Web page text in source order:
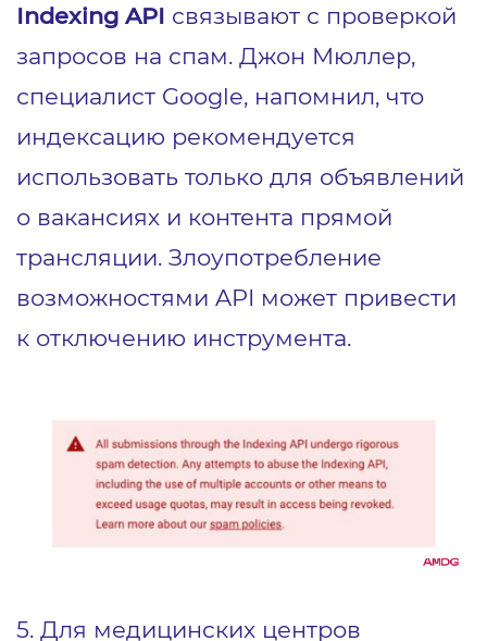
Indexing API связывают с проверкой
запросов на спам. Джон Мюллер,
специалист Google, напомнил, что
индексацию рекомендуется
использовать только для объявлений
о вакансиях и контента прямой
трансляции. Злоупотребление
возможностями API может привести
к отключению инструмента.
5. Для медицинских центров